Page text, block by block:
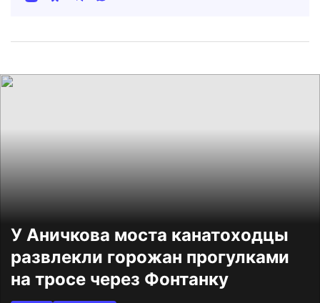
У Аничкова моста канатоходцы
развлекли горожан прогулками
на тросе через Фонтанку